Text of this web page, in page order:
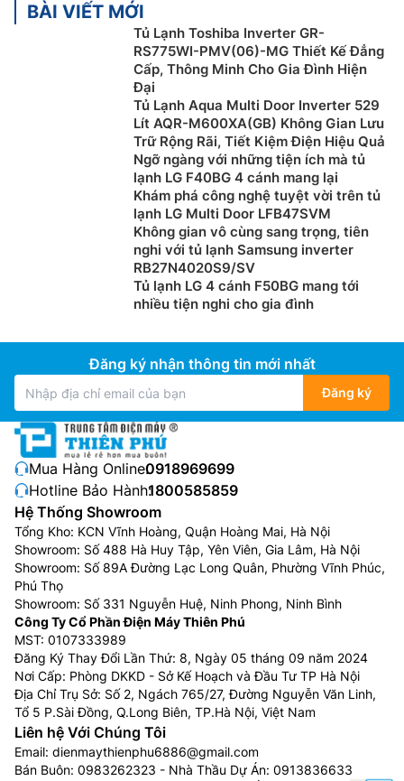
BÀI VIẾT MỚI
Tủ Lạnh Toshiba Inverter GR-
RS775WI-PMV(06)-MG Thiết Kế Đẳng
Cấp, Thông Minh Cho Gia Đình Hiện
Đại
Tủ Lạnh Aqua Multi Door Inverter 529
Lít AQR-M600XA(GB) Không Gian Lưu
Trữ Rộng Rãi, Tiết Kiệm Điện Hiệu Quả
Ngỡ ngàng với những tiện ích mà tủ
lạnh LG F40BG 4 cánh mang lại
Khám phá công nghệ tuyệt vời trên tủ
lạnh LG Multi Door LFB47SVM
Không gian vô cùng sang trọng, tiên
nghi với tủ lạnh Samsung inverter
RB27N4020S9/SV
Tủ lạnh LG 4 cánh F50BG mang tới
nhiều tiện nghi cho gia đình
Đăng ký nhận thông tin mới nhất
Đăng ký
Mua Hàng Online:0918969699
Hotline Bảo Hành:1800585859
Hệ Thống Showroom
Tổng Kho: KCN Vĩnh Hoàng, Quận Hoàng Mai, Hà Nội
Showroom: Số 488 Hà Huy Tập, Yên Viên, Gia Lâm, Hà Nội
Showroom: Số 89A Đường Lạc Long Quân, Phường Vĩnh Phúc,
Phú Thọ
Showroom: Số 331 Nguyễn Huệ, Ninh Phong, Ninh Bình
Công Ty Cổ Phần Điện Máy Thiên Phú
MST: 0107333989
Đăng Ký Thay Đổi Lần Thứ: 8, Ngày 05 tháng 09 năm 2024
Nơi Cấp: Phòng DKKD - Sở Kế Hoạch và Đầu Tư TP Hà Nội
Địa Chỉ Trụ Sở: Số 2, Ngách 765/27, Đường Nguyễn Văn Linh,
Tổ 5 P.Sài Đồng, Q.Long Biên, TP.Hà Nội, Việt Nam
Liên hệ Với Chúng Tôi
Email: dienmaythienphu6886@gmail.com
Bán Buôn: 0983262323 - Nhà Thầu Dự Án: 0913836633